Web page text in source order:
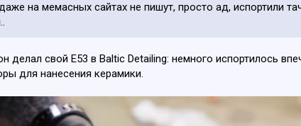
на мемасных сайтах не пишут, просто ад, испортили
делал свой Е53 в Baltic Detailing: немного испортилось
для нанесения керамики.